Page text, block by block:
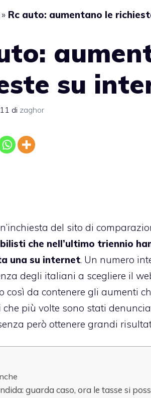
» Rc auto: aumentano le
su
di zaghor
del sito di
che nell’ultimo triennio
una su internet. Un numero
degli italiani a scegliere il
così da contenere gli aumenti
più volte sono stati
però ottenere grandi
guarda caso, ora le tasse si